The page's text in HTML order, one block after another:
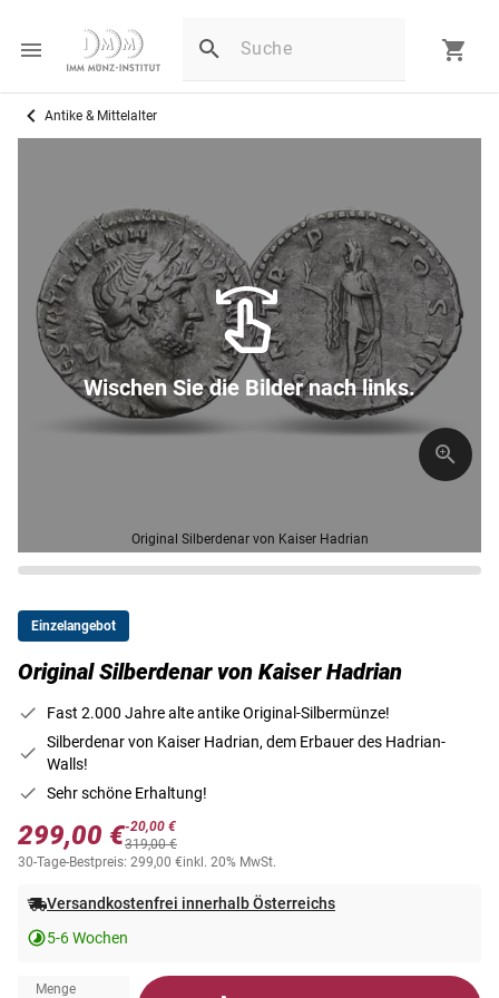
Antike & Mittelalter
Original Silberdenar von Kaiser Hadrian
Wischen Sie die Bilder nach links.
Einzelangebot
Original Silberdenar von Kaiser Hadrian
Fast 2.000 Jahre alte antike Original-Silbermünze!
Silberdenar von Kaiser Hadrian, dem Erbauer des Hadrian-
Walls!
Sehr schöne Erhaltung!
299,00 €-20,00 €
319,00 €
30-Tage-Bestpreis: 299,00 €inkl. 20% MwSt.
Versandkostenfrei innerhalb Österreichs
5-6 Wochen
Menge